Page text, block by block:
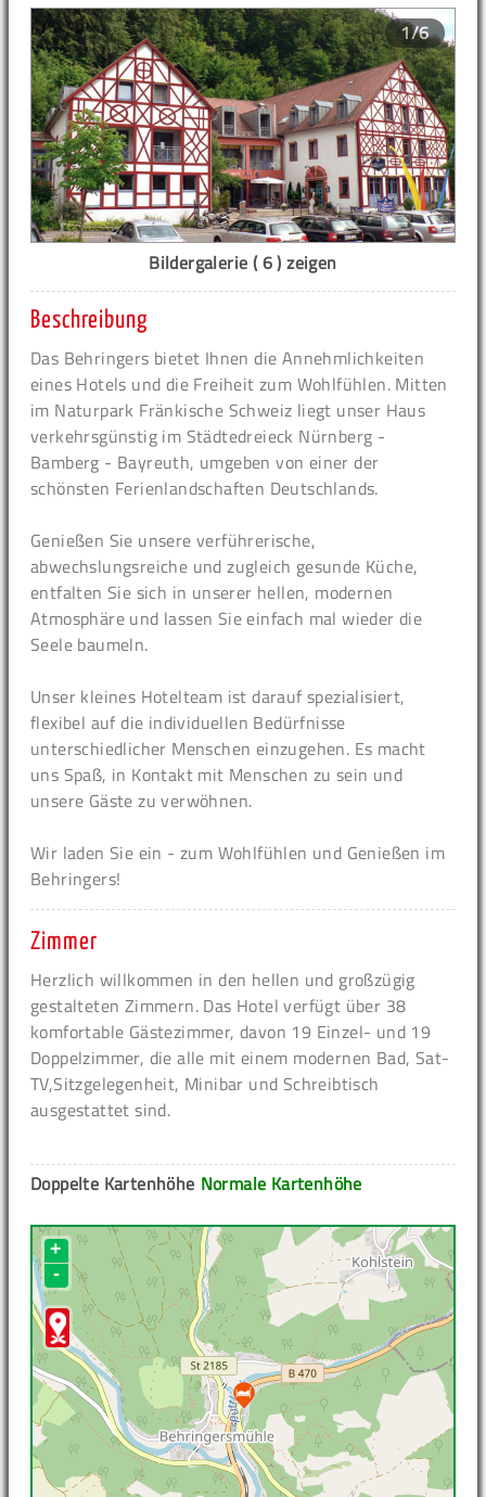
1/6
Bildergalerie ( 6 ) zeigen
Beschreibung
Das Behringers bietet Ihnen die Annehmlichkeiten
eines Hotels und die Freiheit zum Wohlfühlen. Mitten
im Naturpark Fränkische Schweiz liegt unser Haus
verkehrsgünstig im Städtedreieck Nürnberg -
Bamberg - Bayreuth, umgeben von einer der
schönsten Ferienlandschaften Deutschlands.
Genießen Sie unsere verführerische,
abwechslungsreiche und zugleich gesunde Küche,
entfalten Sie sich in unserer hellen, modernen
Atmosphäre und lassen Sie einfach mal wieder die
Seele baumeln.
Unser kleines Hotelteam ist darauf spezialisiert,
flexibel auf die individuellen Bedürfnisse
unterschiedlicher Menschen einzugehen. Es macht
uns Spaß, in Kontakt mit Menschen zu sein und
unsere Gäste zu verwöhnen.
Wir laden Sie ein - zum Wohlfühlen und Genießen im
Behringers!
Zimmer
Herzlich willkommen in den hellen und großzügig
gestalteten Zimmern. Das Hotel verfügt über 38
komfortable Gästezimmer, davon 19 Einzel- und 19
Doppelzimmer, die alle mit einem modernen Bad, Sat-
TV,Sitzgelegenheit, Minibar und Schreibtisch
ausgestattet sind.
Normale Kartenhöhe
Doppelte Kartenhöhe
+
-